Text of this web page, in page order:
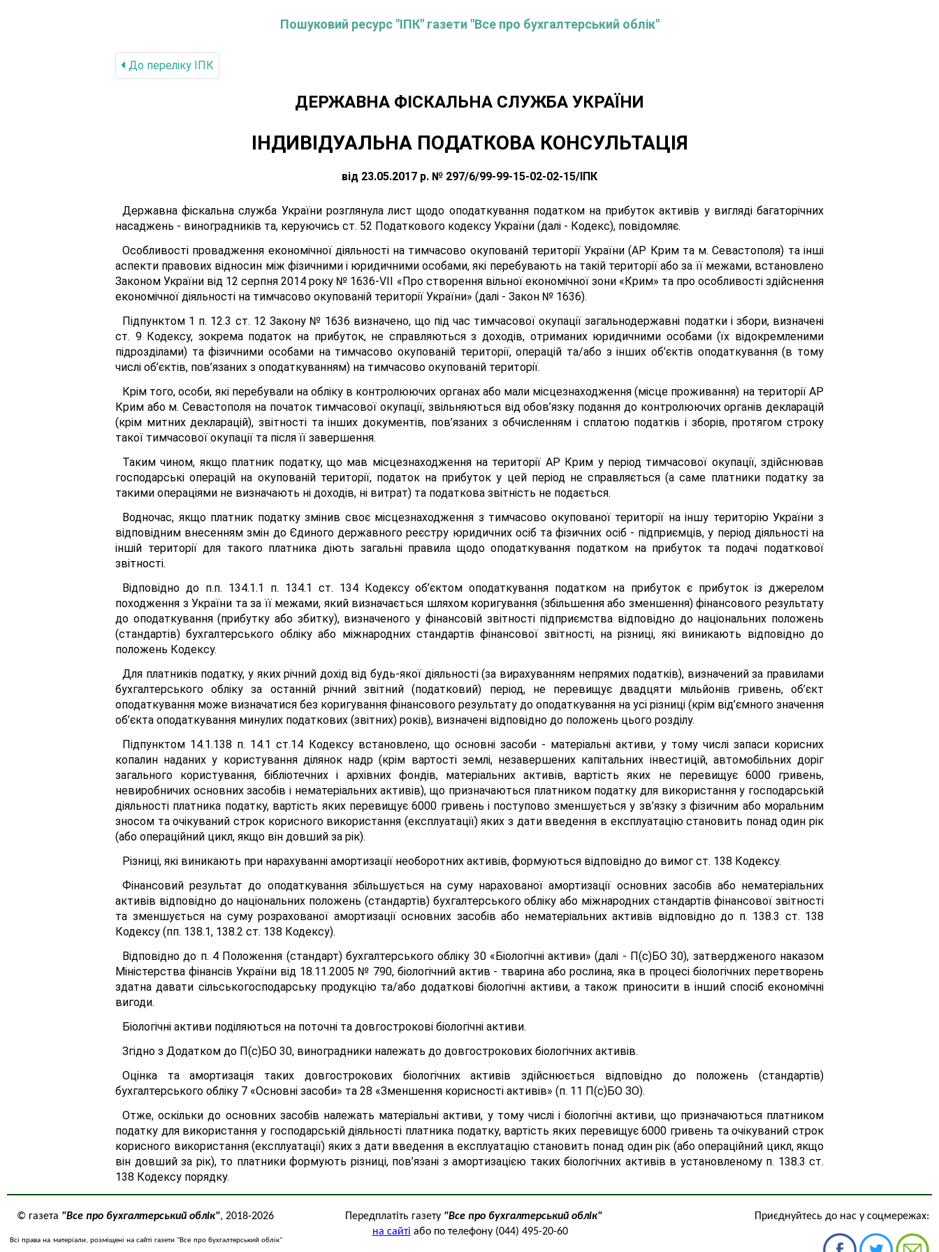
Пошуковий ресурс "ІПК" газети "Все про бухгалтерський облік"
До переліку IПК
ДЕРЖАВНА ФІСКАЛЬНА СЛУЖБА УКРАЇНИ
ІНДИВІДУАЛЬНА ПОДАТКОВА КОНСУЛЬТАЦІЯ
від 23.05.2017 р. № 297/6/99-99-15-02-02-15/ІПК
Державна фіскальна служба України розглянула лист щодо оподаткування податком на прибуток активів у вигляді багаторічних
насаджень - виноградників та, керуючись ст. 52 Податкового кодексу України (далі - Кодекс), повідомляє.
Особливості провадження економічної діяльності на тимчасово окупованій території України (АР Крим та м. Севастополя) та інші
аспекти правових відносин між фізичними і юридичними особами, які перебувають на такій території або за її межами, встановлено
Законом України від 12 серпня 2014 року № 1636-VII «Про створення вільної економічної зони «Крим» та про особливості здійснення
економічної діяльності на тимчасово окупованій території України» (далі - Закон № 1636).
Підпунктом 1 п. 12.3 ст. 12 Закону № 1636 визначено, що під час тимчасової окупації загальнодержавні податки і збори, визначені
ст. 9 Кодексу, зокрема податок на прибуток, не справляються з доходів, отриманих юридичними особами (їх відокремленими
підрозділами) та фізичними особами на тимчасово окупованій території, операцій та/або з інших об’єктів оподаткування (в тому
числі об’єктів, пов’язаних з оподаткуванням) на тимчасово окупованій території.
Крім того, особи, які перебували на обліку в контролюючих органах або мали місцезнаходження (місце проживання) на території АР
Крим або м. Севастополя на початок тимчасової окупації, звільняються від обов’язку подання до контролюючих органів декларацій
(крім митних декларацій), звітності та інших документів, пов’язаних з обчисленням і сплатою податків і зборів, протягом строку
такої тимчасової окупації та після її завершення.
Таким чином, якщо платник податку, що мав місцезнаходження на території АР Крим у період тимчасової окупації, здійснював
господарські операцій на окупованій території, податок на прибуток у цей період не справляється (а саме платники податку за
такими операціями не визначають ні доходів, ні витрат) та податкова звітність не подається.
Водночас, якщо платник податку змінив своє місцезнаходження з тимчасово окупованої території на іншу територію України з
відповідним внесенням змін до Єдиного державного реєстру юридичних осіб та фізичних осіб - підприємців, у період діяльності на
іншій території для такого платника діють загальні правила щодо оподаткування податком на прибуток та подачі податкової
звітності.
Відповідно до п.п. 134.1.1 п. 134.1 ст. 134 Кодексу об’єктом оподаткування податком на прибуток є прибуток із джерелом
походження з України та за її межами, який визначається шляхом коригування (збільшення або зменшення) фінансового результату
до оподаткування (прибутку або збитку), визначеного у фінансовій звітності підприємства відповідно до національних положень
(стандартів) бухгалтерського обліку або міжнародних стандартів фінансової звітності, на різниці, які виникають відповідно до
положень Кодексу.
Для платників податку, у яких річний дохід від будь-якої діяльності (за вирахуванням непрямих податків), визначений за правилами
бухгалтерського обліку за останній річний звітний (податковий) період, не перевищує двадцяти мільйонів гривень, об’єкт
оподаткування може визначатися без коригування фінансового результату до оподаткування на усі різниці (крім від’ємного значення
об’єкта оподаткування минулих податкових (звітних) років), визначені відповідно до положень цього розділу.
Підпунктом 14.1.138 п. 14.1 ст.14 Кодексу встановлено, що основні засоби - матеріальні активи, у тому числі запаси корисних
копалин наданих у користування ділянок надр (крім вартості землі, незавершених капітальних інвестицій, автомобільних доріг
загального користування, бібліотечних і архівних фондів, матеріальних активів, вартість яких не перевищує 6000 гривень,
невиробничих основних засобів і нематеріальних активів), що призначаються платником податку для використання у господарській
діяльності платника податку, вартість яких перевищує 6000 гривень і поступово зменшується у зв’язку з фізичним або моральним
зносом та очікуваний строк корисного використання (експлуатації) яких з дати введення в експлуатацію становить понад один рік
(або операційний цикл, якщо він довший за рік).
Різниці, які виникають при нарахуванні амортизації необоротних активів, формуються відповідно до вимог ст. 138 Кодексу.
Фінансовий результат до оподаткування збільшується на суму нарахованої амортизації основних засобів або нематеріальних
активів відповідно до національних положень (стандартів) бухгалтерського обліку або міжнародних стандартів фінансової звітності
та зменшується на суму розрахованої амортизації основних засобів або нематеріальних активів відповідно до п. 138.3 ст. 138
Кодексу (пп. 138.1, 138.2 ст. 138 Кодексу).
Відповідно до п. 4 Положення (стандарт) бухгалтерського обліку 30 «Біологічні активи» (далі - П(с)БО 30), затвердженого наказом
Міністерства фінансів України від 18.11.2005 № 790, біологічний актив - тварина або рослина, яка в процесі біологічних перетворень
здатна давати сільськогосподарську продукцію та/або додаткові біологічні активи, а також приносити в інший спосіб економічні
вигоди.
Біологічні активи поділяються на поточні та довгострокові біологічні активи.
Згідно з Додатком до П(с)БО 30, виноградники належать до довгострокових біологічних активів.
Оцінка та амортизація таких довгострокових біологічних активів здійснюється відповідно до положень (стандартів)
бухгалтерського обліку 7 «Основні засоби» та 28 «Зменшення корисності активів» (п. 11 П(с)БО ЗО).
Отже, оскільки до основних засобів належать матеріальні активи, у тому числі і біологічні активи, що призначаються платником
податку для використання у господарській діяльності платника податку, вартість яких перевищує 6000 гривень та очікуваний строк
корисного використання (експлуатації) яких з дати введення в експлуатацію становить понад один рік (або операційний цикл, якщо
він довший за рік), то платники формують різниці, пов’язані з амортизацією таких біологічних активів в установленому п. 138.3 ст.
138 Кодексу порядку.
© газета "Все про бухгалтерський облік", 2018-2026
Всі права на матеріали, розміщені на сайті газети "Все про бухгалтерський облік"
Передплатіть газету "Все про бухгалтерський облік"
на сайті або по телефону (044) 495-20-60
Приєднуйтесь до нас у соцмережах: